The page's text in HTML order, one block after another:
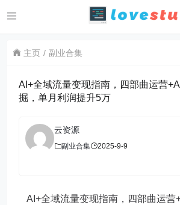
主页 副业合集
AI+全域流量变现指南，四部曲运营
掘，单月利润提升5万
云资源
副业合集 2025-9-9
AI+全域流量变现指南，四部曲运营